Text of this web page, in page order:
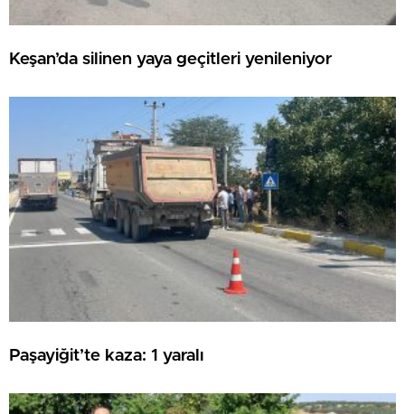
Keşan’da silinen yaya geçitleri yenileniyor
Paşayiğit’te kaza: 1 yaralı